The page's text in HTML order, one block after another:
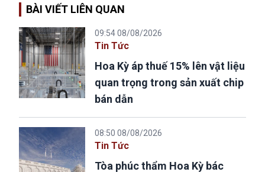
BÀI VIẾT LIÊN QUAN
09:54 08/08/2026
Tin Tức
Hoa Kỳ áp thuế 15% lên vật liệu
quan trọng trong sản xuất chip
bán dẫn
08:50 08/08/2026
Tin Tức
Tòa phúc thẩm Hoa Kỳ bác